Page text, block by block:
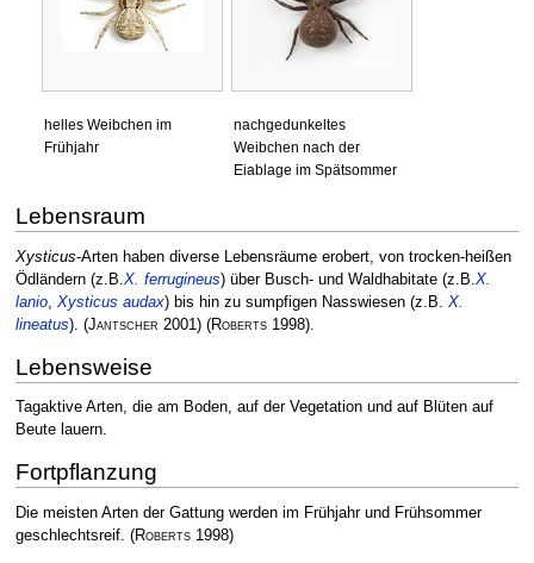
helles Weibchen im
Frühjahr
nachgedunkeltes
Weibchen nach der
Eiablage im Spätsommer
Lebensraum
Xysticus-Arten haben diverse Lebensräume erobert, von trocken-heißen
Ödländern (z.B.X. ferrugineus) über Busch- und Waldhabitate (z.B.X.
lanio, Xysticus audax) bis hin zu sumpfigen Nasswiesen (z.B. X.
lineatus). (Jantscher 2001) (Roberts1998).
Lebensweise
Tagaktive Arten, die am Boden, auf der Vegetation und auf Blüten auf
Beute lauern.
Fortpflanzung
Die meisten Arten der Gattung werden im Frühjahr und Frühsommer
geschlechtsreif. (Roberts1998)